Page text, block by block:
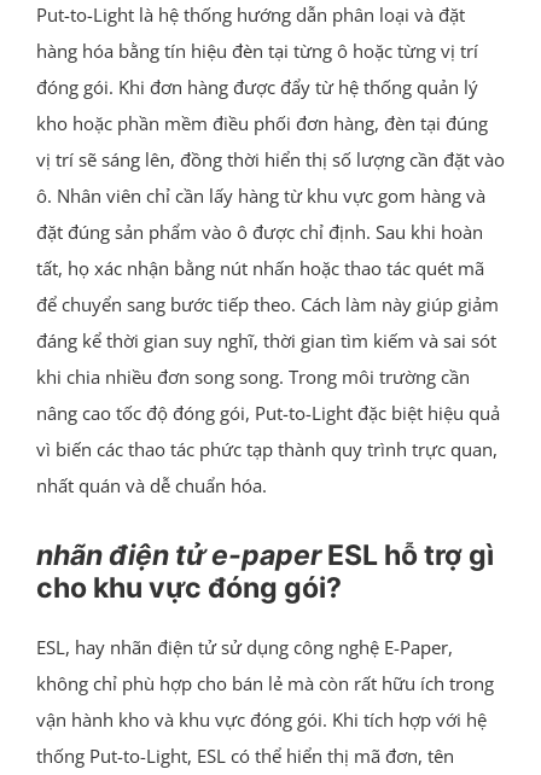
Put-to-Light là hệ thống hướng dẫn phân loại và đặt
hàng hóa bằng tín hiệu đèn tại từng ô hoặc từng vị trí
đóng gói. Khi đơn hàng được đẩy từ hệ thống quản lý
kho hoặc phần mềm điều phối đơn hàng, đèn tại đúng
vị trí sẽ sáng lên, đồng thời hiển thị số lượng cần đặt vào
ô. Nhân viên chỉ cần lấy hàng từ khu vực gom hàng và
đặt đúng sản phẩm vào ô được chỉ định. Sau khi hoàn
tất, họ xác nhận bằng nút nhấn hoặc thao tác quét mã
để chuyển sang bước tiếp theo. Cách làm này giúp giảm
đáng kể thời gian suy nghĩ, thời gian tìm kiếm và sai sót
khi chia nhiều đơn song song. Trong môi trường cần
nâng cao tốc độ đóng gói, Put-to-Light đặc biệt hiệu quả
vì biến các thao tác phức tạp thành quy trình trực quan,
nhất quán và dễ chuẩn hóa.
nhãn điện tửe-paperESL hỗ trợ gì
cho khu vực đóng gói?
ESL, hay nhãn điện tử sử dụng công nghệ E-Paper,
không chỉ phù hợp cho bán lẻ mà còn rất hữu ích trong
vận hành kho và khu vực đóng gói. Khi tích hợp với hệ
thống Put-to-Light, ESL có thể hiển thị mã đơn, tên